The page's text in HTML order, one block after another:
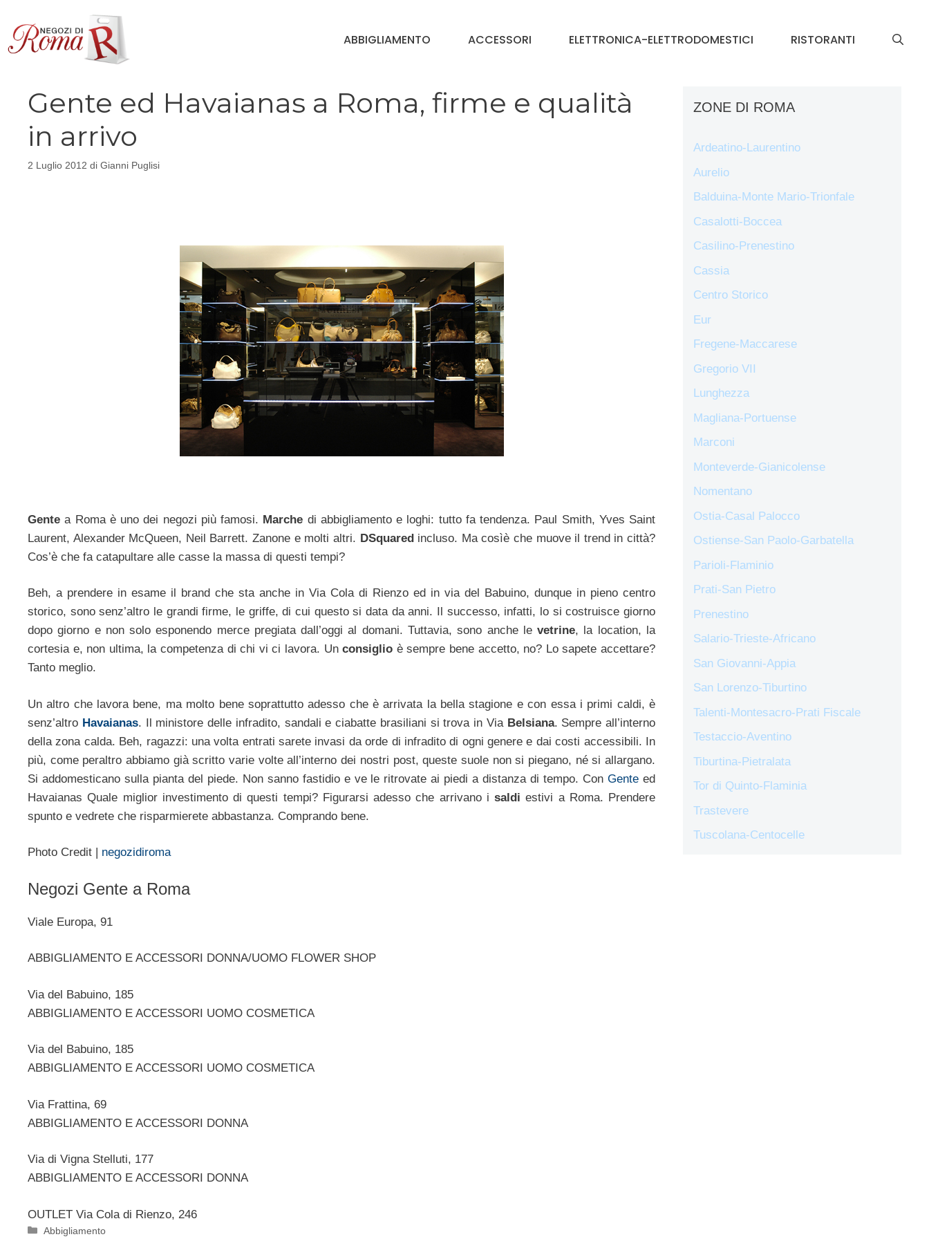
contenuto
ABBIGLIAMENTO ACCESSORI ELETTRONICA-ELETTRODOMESTICI RISTORANTI
Gente ed Havaianas a Roma, firme e qualità
in arrivo
2 Luglio 2012 di Gianni Puglisi
Gente a Roma è uno dei negozi più famosi. Marche di abbigliamento e loghi: tutto fa tendenza. Paul Smith, Yves Saint
Laurent, Alexander McQueen, Neil Barrett. Zanone e molti altri. DSquaredincluso. Ma cosìè che muove il trend in città?
Cos’è che fa catapultare alle casse la massa di questi tempi?
Beh, a prendere in esame il brand che sta anche in Via Cola di Rienzo ed in via del Babuino, dunque in pieno centro
storico, sono senz’altro le grandi firme, le griffe, di cui questo si data da anni. Il successo, infatti, lo si costruisce giorno
dopo giorno e non solo esponendo merce pregiata dall’oggi al domani. Tuttavia, sono anche levetrine, la location, la
cortesia e, non ultima, la competenza di chi vi ci lavora. Unconsiglio è sempre bene accetto, no? Lo sapete accettare?
Tanto meglio.
Un altro che lavora bene, ma molto bene soprattutto adesso che è arrivata la bella stagione e con essa i primi caldi, è
senz’altro Havaianas. Il ministore delle infradito, sandali e ciabatte brasiliani si trova in Via Belsiana. Sempre all’interno
della zona calda. Beh, ragazzi: una volta entrati sarete invasi da orde di infradito di ogni genere e dai costi accessibili. In
più, come peraltro abbiamo già scritto varie volte all’interno dei nostri post, queste suole non si piegano, né si allargano.
Si addomesticano sulla pianta del piede. Non sanno fastidio e ve le ritrovate ai piedi a distanza di tempo. ConGente ed
Havaianas Quale miglior investimento di questi tempi? Figurarsi adesso che arrivano i saldi estivi a Roma. Prendere
spunto e vedrete che risparmierete abbastanza. Comprando bene.
Photo Credit | negozidiroma
Negozi Gente a Roma
Viale Europa, 91
ABBIGLIAMENTO E ACCESSORI DONNA/UOMO FLOWER SHOP
Via del Babuino, 185
ABBIGLIAMENTO E ACCESSORI UOMO COSMETICA
Via del Babuino, 185
ABBIGLIAMENTO E ACCESSORI UOMO COSMETICA
Via Frattina, 69
ABBIGLIAMENTO E ACCESSORI DONNA
Via di Vigna Stelluti, 177
ABBIGLIAMENTO E ACCESSORI DONNA
OUTLET Via Cola di Rienzo, 246
Categorie
Abbigliamento
ZONE DI ROMA
Ardeatino-Laurentino
Aurelio
Balduina-Monte Mario-Trionfale
Casalotti-Boccea
Casilino-Prenestino
Cassia
Centro Storico
Eur
Fregene-Maccarese
Gregorio VII
Lunghezza
Magliana-Portuense
Marconi
Monteverde-Gianicolense
Nomentano
Ostia-Casal Palocco
Ostiense-San Paolo-Garbatella
Parioli-Flaminio
Prati-San Pietro
Prenestino
Salario-Trieste-Africano
San Giovanni-Appia
San Lorenzo-Tiburtino
Talenti-Montesacro-Prati Fiscale
Testaccio-Aventino
Tiburtina-Pietralata
Tor di Quinto-Flaminia
Trastevere
Tuscolana-Centocelle